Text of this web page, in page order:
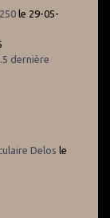
le 29-05-
dernière
Delos le